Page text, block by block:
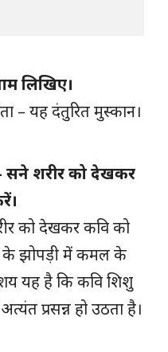
लिखिए।
– यह दंतुरित मुस्कान।
शरीर को देखकर
को देखकर कवि को
के झोपड़ी में कमल के
यह है कि कवि शिशु
प्रसन्न हो उठता है।